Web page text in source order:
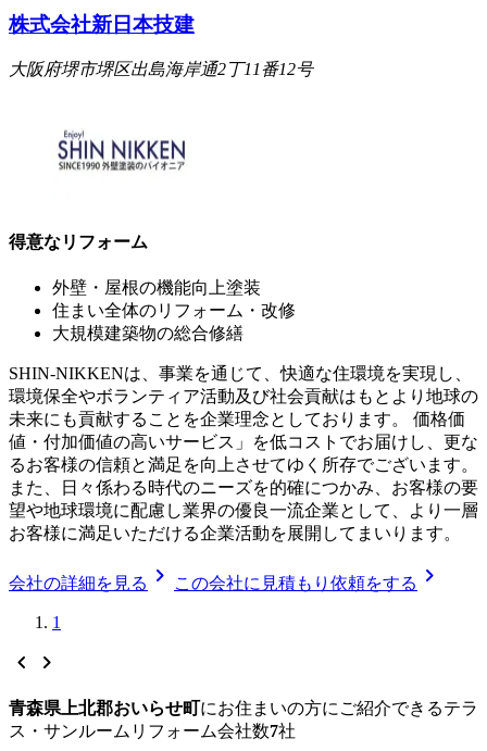
株式会社新日本技建
大阪府堺市堺区出島海岸通2丁11番12号
得意なリフォーム
外壁・屋根の機能向上塗装
住まい全体のリフォーム・改修
大規模建築物の総合修繕
SHIN-NIKKENは、事業を通じて、快適な住環境を実現し、
環境保全やボランティア活動及び社会貢献はもとより地球の
未来にも貢献することを企業理念としております。 価格価
値・付加価値の高いサービス」を低コストでお届けし、更な
るお客様の信頼と満足を向上させてゆく所存でございます。
また、日々係わる時代のニーズを的確につかみ、お客様の要
望や地球環境に配慮し業界の優良一流企業として、より一層
お客様に満足いただける企業活動を展開してまいります。
会社の詳細を見る chevron_right この会社に見積もり依頼をする chevron_right
1
chevron_left chevron_right
青森県上北郡おいらせ町にお住まいの方にご紹介できるテラ
ス・サンルームリフォーム会社数7社